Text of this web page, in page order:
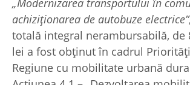
achiziționarea de autobuze electrice”
totală integral nerambursabilă, de
lei a fost obținut în cadrul
Regiune cu mobilitate urbană